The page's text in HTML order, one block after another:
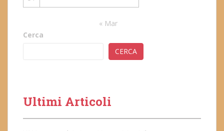
« Mar
Cerca
CERCA
Ultimi Articoli